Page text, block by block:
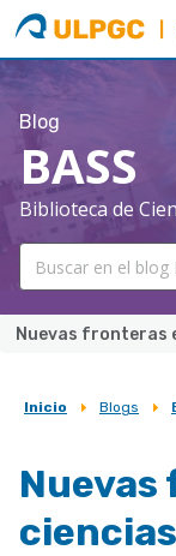
ULPGC
Blog
BASS
Biblioteca de
Sobrescribir
de
ayuda
Inicio Blogs